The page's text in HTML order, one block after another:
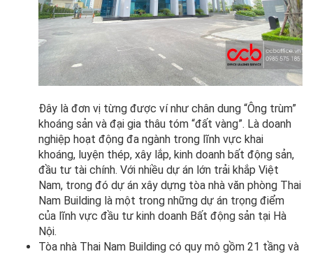
Đây là đơn vị từng được ví như chân dung “Ông trùm”
khoáng sản và đại gia thâu tóm “đất vàng”. Là doanh
nghiệp hoạt động đa ngành trong lĩnh vực khai
khoáng, luyện thép, xây lắp, kinh doanh bất động sản,
đầu tư tài chính. Với nhiều dự án lớn trải khắp Việt
Nam, trong đó dự án xây dựng tòa nhà văn phòng Thai
Nam Building là một trong những dự án trọng điểm
của lĩnh vực đầu tư kinh doanh Bất động sản tại Hà
Nội.
Tòa nhà Thai Nam Building có quy mô gồm 21 tầng và